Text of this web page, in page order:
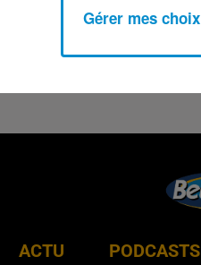
ACTU PODCASTS
Gérer mes choix